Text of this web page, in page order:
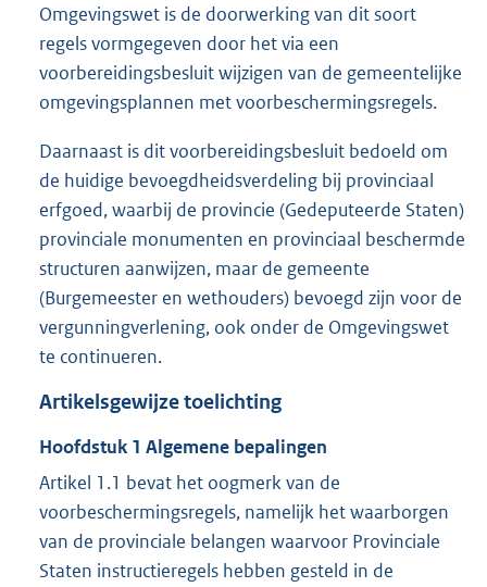
Omgevingswet is de doorwerking van dit soort
regels vormgegeven door het via een
voorbereidingsbesluit wijzigen van de gemeentelijke
omgevingsplannen met voorbeschermingsregels.
Daarnaast is dit voorbereidingsbesluit bedoeld om
de huidige bevoegdheidsverdeling bij provinciaal
erfgoed, waarbij de provincie (Gedeputeerde Staten)
provinciale monumenten en provinciaal beschermde
structuren aanwijzen, maar de gemeente
(Burgemeester en wethouders) bevoegd zijn voor de
vergunningverlening, ook onder de Omgevingswet
te continueren.
Artikelsgewijze toelichting
Hoofdstuk 1 Algemene bepalingen
Artikel 1.1 bevat het oogmerk van de
voorbeschermingsregels, namelijk het waarborgen
van de provinciale belangen waarvoor Provinciale
Staten instructieregels hebben gesteld in de